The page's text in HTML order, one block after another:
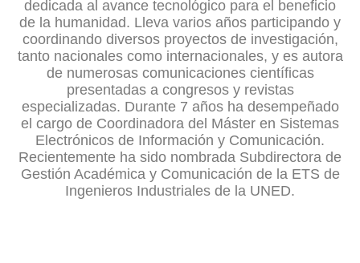
dedicada al avance tecnológico para el beneficio
de la humanidad. Lleva varios años participando y
coordinando diversos proyectos de investigación,
tanto nacionales como internacionales, y es autora
de numerosas comunicaciones científicas
presentadas a congresos y revistas
especializadas. Durante 7 años ha desempeñado
el cargo de Coordinadora del Máster en Sistemas
Electrónicos de Información y Comunicación.
Recientemente ha sido nombrada Subdirectora de
Gestión Académica y Comunicación de la ETS de
Ingenieros Industriales de la UNED.